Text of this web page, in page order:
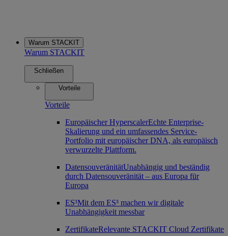
Warum STACKIT
Warum STACKIT
Schließen
Vorteile
Vorteile
Europäischer HyperscalerEchte Enterprise-
Skalierung und ein umfassendes Service-
Portfolio mit europäischer DNA, als europäisch
verwurzelte Plattform.
DatensouveränitätUnabhängig und beständig
durch Datensouveränität – aus Europa für
Europa
ES³Mit dem ES³ machen wir digitale
Unabhängigkeit messbar
ZertifikateRelevante STACKIT Cloud Zertifikate